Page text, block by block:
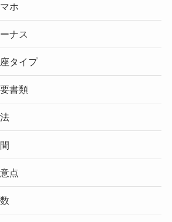
ホ
ナス
タイプ
書類
点